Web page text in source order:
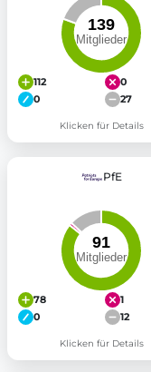
112
0
0
27
Klicken für Details
PfE
78
1
0
12
Klicken für Details